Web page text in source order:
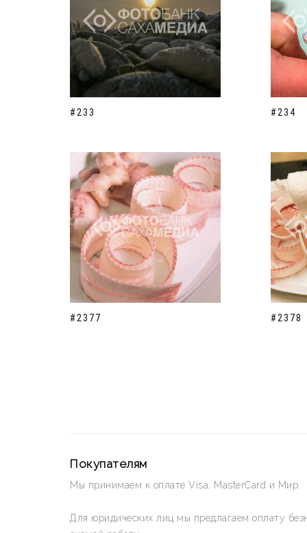
#233 #234
#2377 #2378
Покупателям
Мы принимаем к оплате Visa, MasterCard и Мир.
Для юридических лиц мы предлагаем оплату